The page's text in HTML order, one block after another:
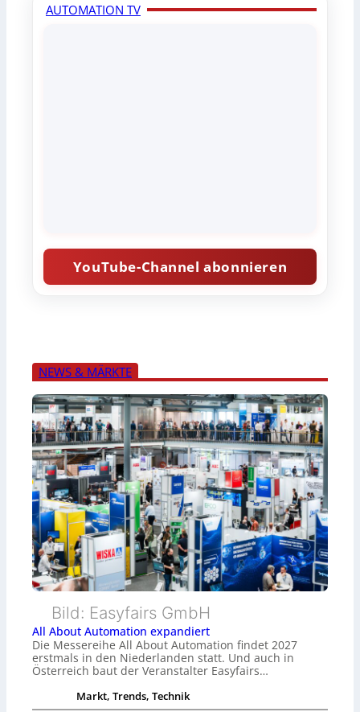
AUTOMATION TV
YouTube-Channel abonnieren
NEWS & MÄRKTE
Bild: Easyfairs GmbH
All About Automation expandiert
Die Messereihe All About Automation findet 2027
erstmals in den Niederlanden statt. Und auch in
Österreich baut der Veranstalter Easyfairs…
Markt, Trends, Technik